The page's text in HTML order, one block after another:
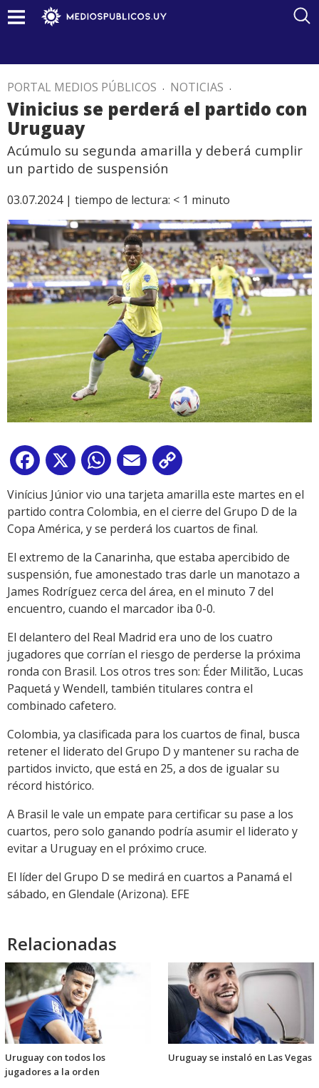
PORTAL MEDIOS PÚBLICOS . NOTICIAS .
Vinicius se perderá el partido con
Uruguay
Acúmulo su segunda amarilla y deberá cumplir
un partido de suspensión
03.07.2024 | tiempo de lectura: < 1 minuto
Facebook
X WhatsApp
Email
Link
Vinícius Júnior vio una tarjeta amarilla este martes en el
partido contra Colombia, en el cierre del Grupo D de la
Copa América, y se perderá los cuartos de final.
El extremo de la Canarinha, que estaba apercibido de
suspensión, fue amonestado tras darle un manotazo a
James Rodríguez cerca del área, en el minuto 7 del
encuentro, cuando el marcador iba 0-0.
El delantero del Real Madrid era uno de los cuatro
jugadores que corrían el riesgo de perderse la próxima
ronda con Brasil. Los otros tres son: Éder Militão, Lucas
Paquetá y Wendell, también titulares contra el
combinado cafetero.
Colombia, ya clasificada para los cuartos de final, busca
retener el liderato del Grupo D y mantener su racha de
partidos invicto, que está en 25, a dos de igualar su
récord histórico.
A Brasil le vale un empate para certificar su pase a los
cuartos, pero solo ganando podría asumir el liderato y
evitar a Uruguay en el próximo cruce.
El líder del Grupo D se medirá en cuartos a Panamá el
sábado, en Glendale (Arizona). EFE
Relacionadas
Uruguay con todos los
jugadores a la orden
Uruguay se instaló en Las Vegas